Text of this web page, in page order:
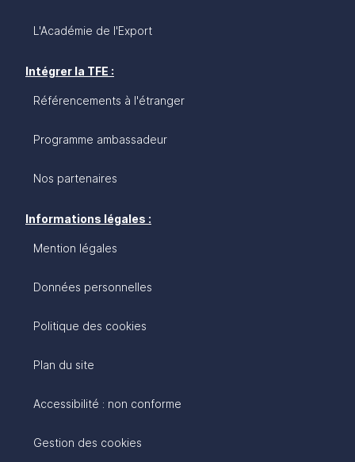
L'Académie de l'Export
Intégrer la TFE :
Référencements à l'étranger
Programme ambassadeur
Nos partenaires
Informations légales :
Mention légales
Données personnelles
Politique des cookies
Plan du site
Accessibilité : non conforme
Gestion des cookies